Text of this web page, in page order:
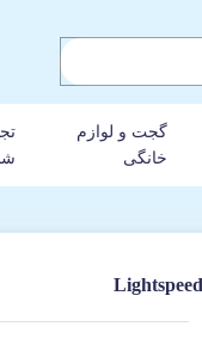
گجت و لوازم
خانگی